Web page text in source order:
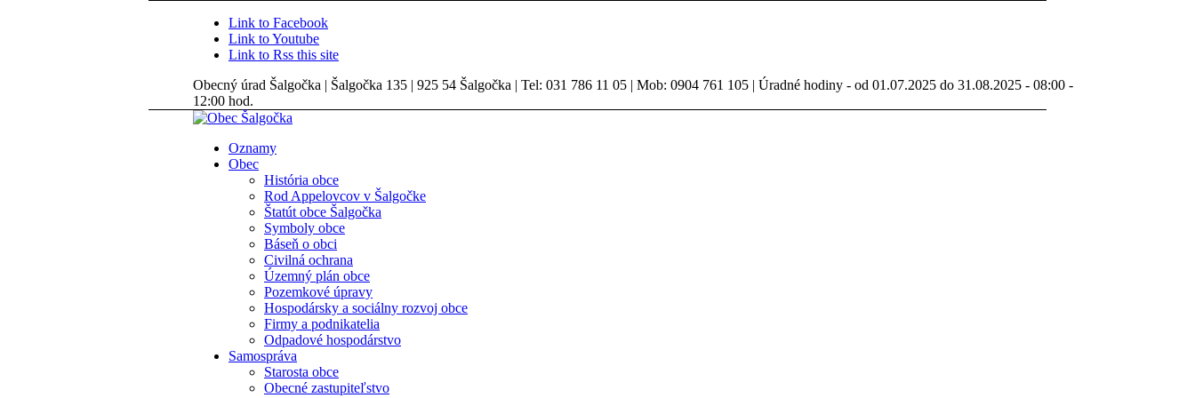
Link to Facebook
Link to Youtube
Link to Rss this site
Obecný úrad Šalgočka | Šalgočka 135 | 925 54 Šalgočka | Tel: 031 786 11 05 | Mob: 0904 761 105 | Úradné hodiny - od 01.07.2025 do 31.08.2025 - 08:00 -
12:00 hod.
Oznamy
Obec
História obce
Rod Appelovcov v Šalgočke
Štatút obce Šalgočka
Symboly obce
Báseň o obci
Civilná ochrana
Územný plán obce
Pozemkové úpravy
Hospodársky a sociálny rozvoj obce
Firmy a podnikatelia
Odpadové hospodárstvo
Samospráva
Starosta obce
Obecné zastupiteľstvo